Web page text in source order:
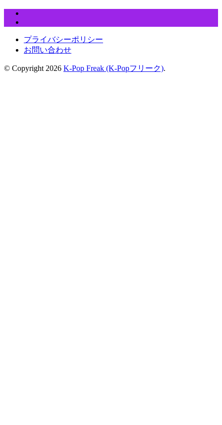
プライバシーポリシー
お問い合わせ
© Copyright 2026 K-Pop Freak (K-Popフリーク).